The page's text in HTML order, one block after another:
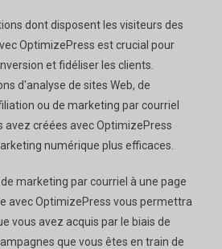
dont disposent les visiteurs des
OptimizePress est crucial pour
et fidéliser les clients.
d'analyse de sites Web, de
ou de marketing par courriel
avez créées avec OptimizePress
numérique plus efficaces.
de marketing par courriel à une page
avec OptimizePress vous permettra
vous avez acquis par le biais de
que vous êtes en train de